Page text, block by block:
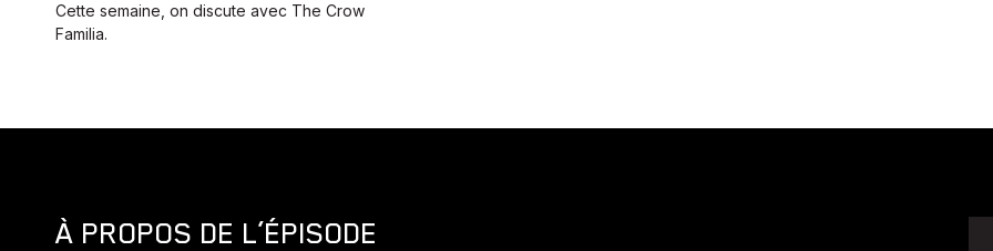
Cette semaine, on discute avec The Crow
Familia.
À PROPOS DE L’ÉPISODE